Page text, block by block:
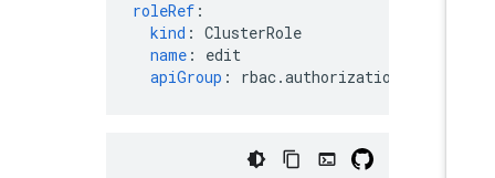
roleRef
kind: ClusterRole
name: edit
apiGroup: rbac.authorization.k8s.io